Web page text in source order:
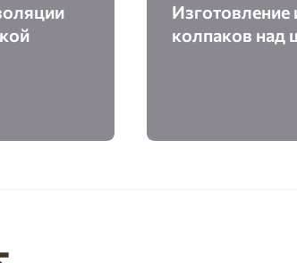
Изготовление
колпаков над